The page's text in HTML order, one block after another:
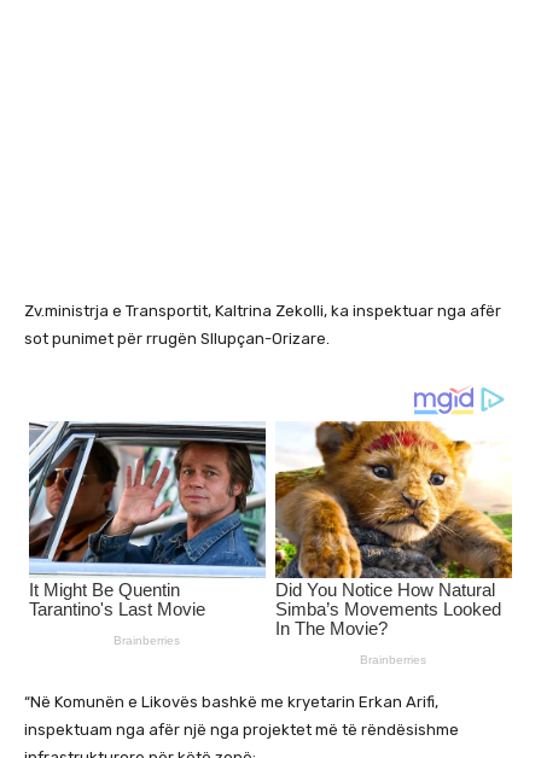
Zv.ministrja e Transportit, Kaltrina Zekolli, ka inspektuar nga afër
sot punimet për rrugën Sllupçan-Orizare.
“Në Komunën e Likovës bashkë me kryetarin Erkan Arifi,
inspektuam nga afër një nga projektet më të rëndësishme